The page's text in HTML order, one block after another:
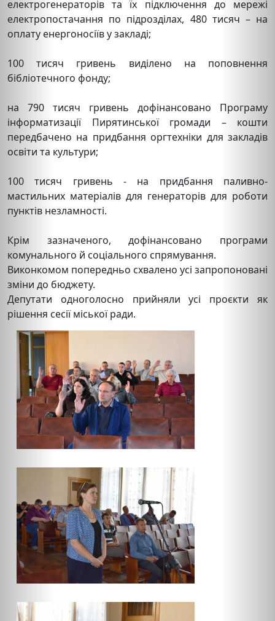
електрогенераторів та їх підключення до мережі
електропостачання по підрозділах, 480 тисяч – на
оплату енергоносіїв у закладі;
100 тисяч гривень виділено на поповнення
бібліотечного фонду;
на 790 тисяч гривень дофінансовано Програму
інформатизації Пирятинської громади – кошти
передбачено на придбання оргтехніки для закладів
освіти та культури;
100 тисяч гривень - на придбання паливно-
мастильних матеріалів для генераторів для роботи
пунктів незламності.
Крім зазначеного, дофінансовано програми
комунального й соціального спрямування.
Виконкомом попередньо схвалено усі запропоновані
зміни до бюджету.
Депутати одноголосно прийняли усі проєкти як
рішення сесії міської ради.